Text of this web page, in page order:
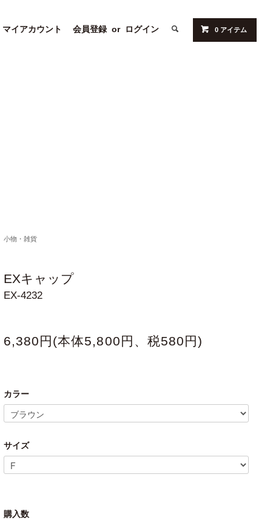
マイアカウント 会員登録 or ログイン 0 アイテム
小物・雑貨
EXキャップ
EX-4232
6,380円(本体5,800円、税580円)
カラー
サイズ
購入数